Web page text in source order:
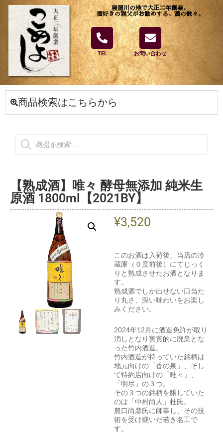
寝屋川の地で大正二年創業。
酒好きの親父がお勧めする、酒の数々。
TEL お問い合わせ
商品検索はこちらから
【熟成酒】唯々 酵母無添加 純米生
原酒 1800ml【2021BY】
¥3,520
このお酒は入荷後、当店の冷
蔵庫（０度前後）にてじっく
りと熟成させたお酒となりま
す。
熟成酒でしか出せない口当た
り丸さ、深い味わいをお楽し
みください。
2024年12月に酒造免許が取り
消しとなり実質的に廃業とな
った竹内酒造。
竹内酒造が持っていた銘柄は
地元向けの「香の泉」、そし
て特約店向けの「唯々」、
「明尽」の３つ。
その３つの銘柄を醸していた
のは「中村尚人」杜氏。
農口尚彦氏に師事し、その技
術を受け継いだ若き名工で
す。